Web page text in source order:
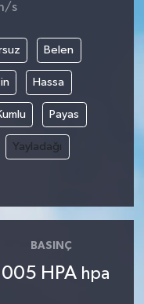
s
Belen
Hassa
Payas
Yayladağı
BASINÇ
HPA hpa